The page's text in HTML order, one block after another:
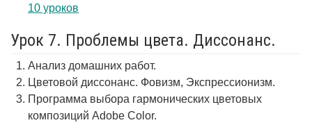
10 уроков
Урок 7. Проблемы цвета. Диссонанс.
Анализ домашних работ.
Цветовой диссонанс. Фовизм, Экспрессионизм.
Программа выбора гармонических цветовых
композиций Adobe Color.